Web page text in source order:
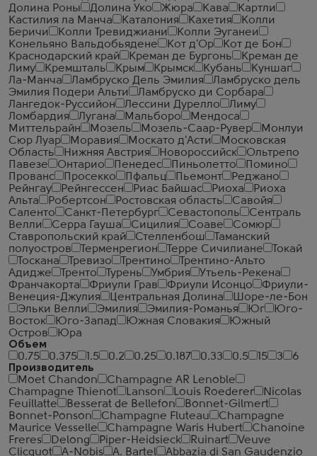
Долина Роны
Долина Уко Жюра Кава
Картли
Кастилия ла Манча
Каталония Кахетия
Колли
Беричи
Колли Тревиджиани
Колли Эуганеи
Конельяно Вальдобьядене
Кот д'Ор
Кот де Бон
Краснодарский край
Креман де Бургонь
Креман де
Лиму
Кремшталь Крым Крымск Кубань
Куншаг
Ла-Манча
Ламбруско Дель Эмилия
Ламбруско дель
Эмилия Подери Альти
Ламбруско ди Сорбара
Лангедок-Руссийон
Лессини Дурелло
Лиму
Ломбардия
Лугана Мальборо
Мендоса
Миттельрайн
Мозель Мозель-Саар-Рувер
Монлуи
Сюр Луар
Моравия Москато д'Асти
Московская
Область
Нижняя Австрия Новороссийск
Ольтрепо
Павезе
Онтарио Пенедес Пиньолетто
Помино
Прованс
Просекко Пфальц Пьемонт
Реджано
Рейнгау
Рейнгессен Риас Байшас Риоха
Риоха
Альта
Робертсон Ростовская область
Савойя
Саленто
Санкт-Петербург Севастополь
Сентраль
Велли
Серра Гауша Сицилия Соаве
Сомюр
Ставропольский край
Стелленбош
Таманский
полуостров
Терменрегион Терре Сичилиане
Токай
Тоскана
Тревизо Трентино
Трентино-Альто
Адидже
Тренто Турень Умбрия
Утьель-Рекена
Франчакорта
Фриули Грав Фриули Исонцо
Фриули-
Венеция-Джулия
Центральная Долина
Шоре-ле-Бон
Эльки Велли
Эмилия Эмилия-Романья Юг
Юго-
Восток
Юго-Запад Южная Словакия
Южный
Остров
Юра
Объем
0.75
0.375 1.5 0.2 0.25 0.187 0.33 0.5 15 3
6
Производитель
Moet Chandon
Champagne AR Lenoble
Champagne Thienot
Lanson Louis Roederer
Nicolas
Feuillatte
Besserat de Bellefon
Bonnet-Gilmert
Bonnet-Ponson
Champagne Fluteau
Champagne
Maurice Vesselle
Champagne Waris Hubert
Chanoine
Freres
Delong Piper-Heidsieck Ruinart
Veuve
Clicquot
A-Nobis A. Bartel Abbazia di San Gaudenzio